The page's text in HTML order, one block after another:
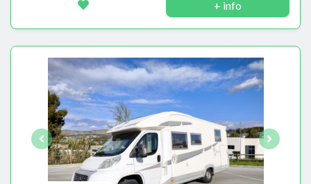
+ info